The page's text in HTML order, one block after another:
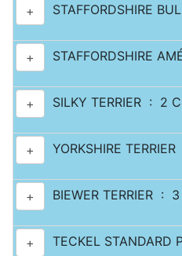
+ STAFFORDSHIRE
+ STAFFORDSHIRE
+ SILKY TERRIER : 2
+ YORKSHIRE
+ BIEWER TERRIER :
+ TECKEL